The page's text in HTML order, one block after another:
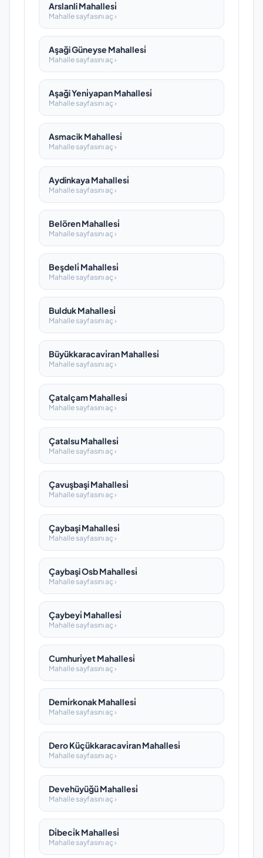
Arslanli Mahallesi̇
Mahalle sayfasını aç ›
Aşaği Güneyse Mahallesi̇
Mahalle sayfasını aç ›
Aşaği Yeni̇yapan Mahallesi̇
Mahalle sayfasını aç ›
Asmacik Mahallesi̇
Mahalle sayfasını aç ›
Aydinkaya Mahallesi̇
Mahalle sayfasını aç ›
Belören Mahallesi̇
Mahalle sayfasını aç ›
Beşdeli̇ Mahallesi̇
Mahalle sayfasını aç ›
Bulduk Mahallesi̇
Mahalle sayfasını aç ›
Büyükkaracavi̇ran Mahallesi̇
Mahalle sayfasını aç ›
Çatalçam Mahallesi̇
Mahalle sayfasını aç ›
Çatalsu Mahallesi̇
Mahalle sayfasını aç ›
Çavuşbaşi Mahallesi̇
Mahalle sayfasını aç ›
Çaybaşi Mahallesi̇
Mahalle sayfasını aç ›
Çaybaşi Osb Mahallesi̇
Mahalle sayfasını aç ›
Çaybeyi̇ Mahallesi̇
Mahalle sayfasını aç ›
Cumhuri̇yet Mahallesi̇
Mahalle sayfasını aç ›
Demi̇rkonak Mahallesi̇
Mahalle sayfasını aç ›
Dero Küçükkaracavi̇ran Mahallesi̇
Mahalle sayfasını aç ›
Devehüyüğü Mahallesi̇
Mahalle sayfasını aç ›
Di̇beci̇k Mahallesi̇
Mahalle sayfasını aç ›